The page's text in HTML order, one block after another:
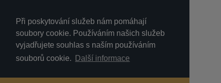
Při poskytování služeb nám pomáhají
soubory cookie. Používáním našich služeb
vyjadřujete souhlas s naším používáním
souborů cookie.
Další informace